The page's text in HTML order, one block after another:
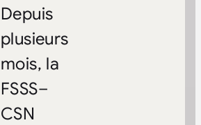
Depuis
plusieurs
mois, la
FSSS–
CSN